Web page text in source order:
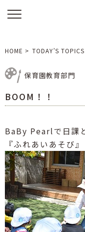
HOME > TODAY’S TOPICS
保育園教育部門
BOOM！！
BaBy Pearlで日課
『ふれあいあそび』